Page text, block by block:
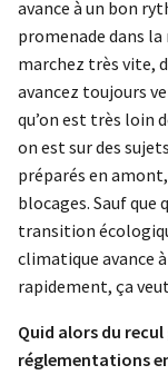
avance à un bon
promenade dans
marchez très vite,
avancez toujours
qu’on est très loin
on est sur des
préparés en
blocages. Sauf que
transition
climatique avance
rapidement, ça
Quid alors du
réglementations